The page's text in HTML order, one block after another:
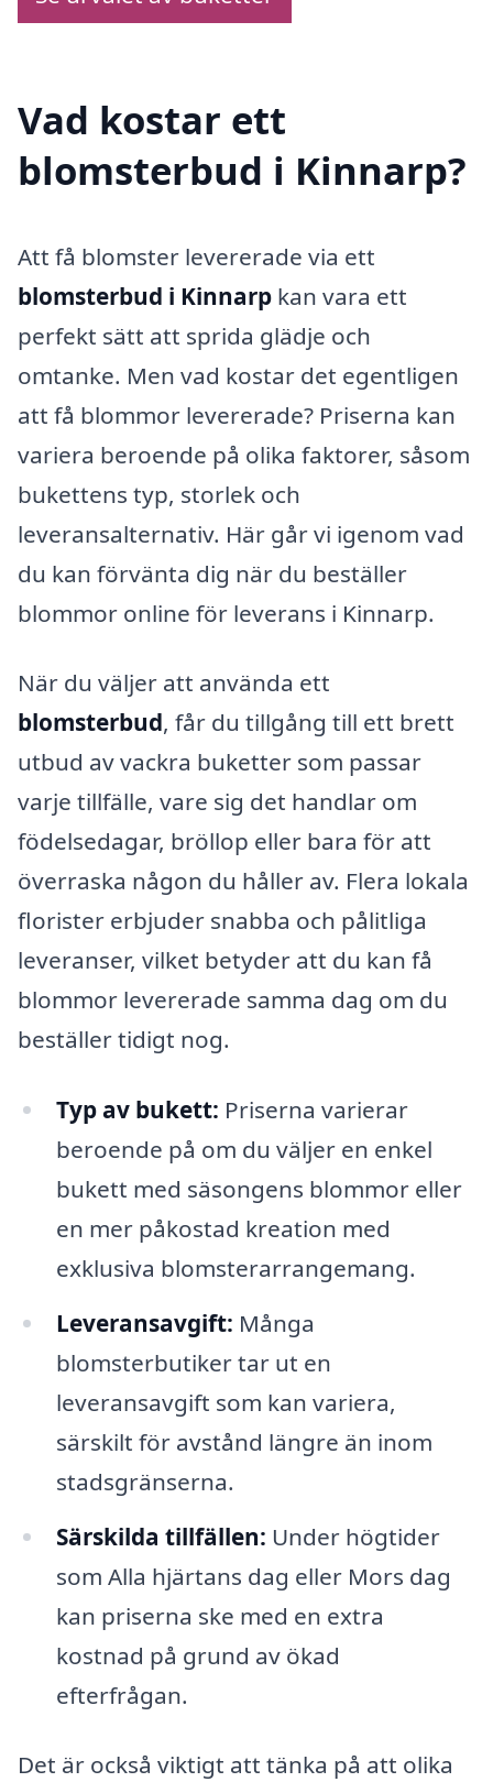
Vad kostar ett
blomsterbud i Kinnarp?
Att få blomster levererade via ett
blomsterbud i Kinnarp kan vara ett
perfekt sätt att sprida glädje och
omtanke. Men vad kostar det egentligen
att få blommor levererade? Priserna kan
variera beroende på olika faktorer, såsom
bukettens typ, storlek och
leveransalternativ. Här går vi igenom vad
du kan förvänta dig när du beställer
blommor online för leverans i Kinnarp.
När du väljer att använda ett
blomsterbud, får du tillgång till ett brett
utbud av vackra buketter som passar
varje tillfälle, vare sig det handlar om
födelsedagar, bröllop eller bara för att
överraska någon du håller av. Flera lokala
florister erbjuder snabba och pålitliga
leveranser, vilket betyder att du kan få
blommor levererade samma dag om du
beställer tidigt nog.
Typ av bukett: Priserna varierar
beroende på om du väljer en enkel
bukett med säsongens blommor eller
en mer påkostad kreation med
exklusiva blomsterarrangemang.
Leveransavgift: Många
blomsterbutiker tar ut en
leveransavgift som kan variera,
särskilt för avstånd längre än inom
stadsgränserna.
Särskilda tillfällen: Under högtider
som Alla hjärtans dag eller Mors dag
kan priserna ske med en extra
kostnad på grund av ökad
efterfrågan.
Det är också viktigt att tänka på att olika